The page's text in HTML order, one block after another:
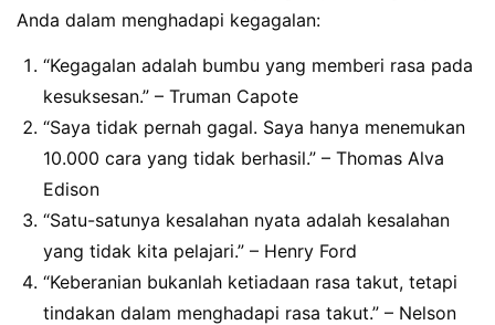
Anda dalam menghadapi kegagalan:
“Kegagalan adalah bumbu yang memberi rasa pada
kesuksesan.” – Truman Capote
“Saya tidak pernah gagal. Saya hanya menemukan
10.000 cara yang tidak berhasil.” – Thomas Alva
Edison
“Satu-satunya kesalahan nyata adalah kesalahan
yang tidak kita pelajari.” – Henry Ford
“Keberanian bukanlah ketiadaan rasa takut, tetapi
tindakan dalam menghadapi rasa takut.” – Nelson